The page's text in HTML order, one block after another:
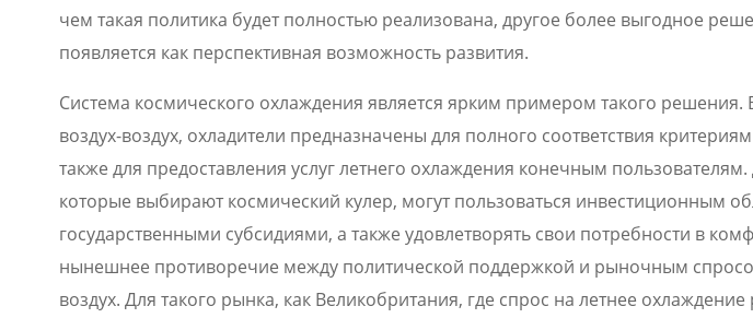
чем такая политика будет полностью реализована, другое более выгодное
появляется как перспективная возможность развития.
Система космического охлаждения является ярким примером такого решения.
воздух-воздух, охладители предназначены для полного соответствия
также для предоставления услуг летнего охлаждения конечным
которые выбирают космический кулер, могут пользоваться инвестиционным
государственными субсидиями, а также удовлетворять свои потребности в
нынешнее противоречие между политической поддержкой и рыночным
воздух. Для такого рынка, как Великобритания, где спрос на летнее